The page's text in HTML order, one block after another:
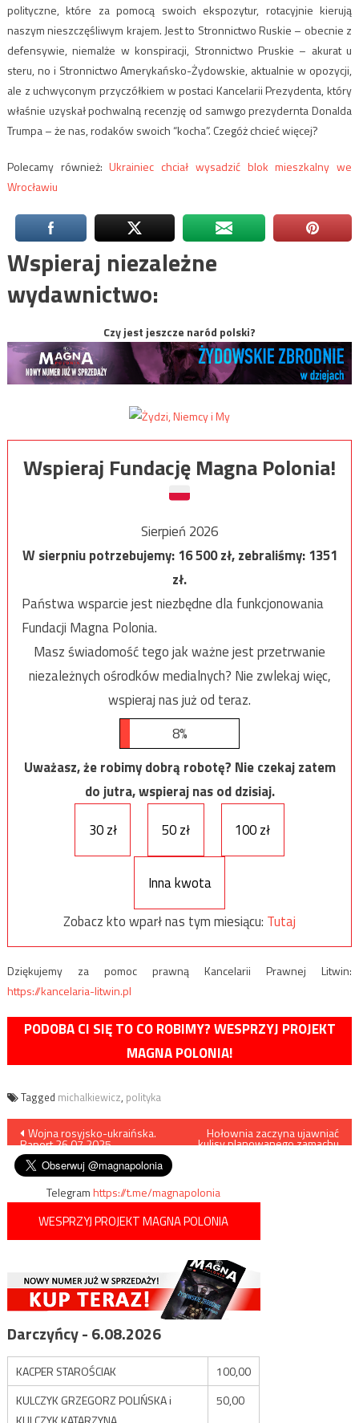
polityczne, które za pomocą swoich ekspozytur, rotacyjnie kierują
naszym nieszczęśliwym krajem. Jest to Stronnictwo Ruskie – obecnie z
defensywie, niemalże w konspiracji, Stronnictwo Pruskie – akurat u
steru, no i Stronnictwo Amerykańsko-Żydowskie, aktualnie w opozycji,
ale z uchwyconym przyczółkiem w postaci Kancelarii Prezydenta, który
właśnie uzyskał pochwalną recenzję od samwgo prezydernta Donalda
Trumpa – że nas, rodaków swoich “kocha”. Czegóż chcieć więcej?
Polecamy również:Ukrainiec chciał wysadzić blok mieszkalny we
Wrocławiu
Wspieraj niezależne
wydawnictwo:
Czy jest jeszcze naród polski?
Wspieraj Fundację Magna Polonia!
Sierpień 2026
W sierpniu potrzebujemy:16 500zł, zebraliśmy:1351
zł.
Państwa wsparcie jest niezbędne dla funkcjonowania
Fundacji Magna Polonia.
Masz świadomość tego jak ważne jest przetrwanie
niezależnych ośrodków medialnych? Nie zwlekaj więc,
wspieraj nas już od teraz.
8%
Uważasz, że robimy dobrą robotę? Nie czekaj zatem
do jutra, wspieraj nas od dzisiaj.
30 zł
50 zł 100 zł
Inna kwota
Zobacz kto wparł nas tym miesiącu: Tutaj
Dziękujemy za pomoc prawną Kancelarii Prawnej Litwin:
https://kancelaria-litwin.pl
PODOBA CI SIĘ TO CO ROBIMY? WESPRZYJ PROJEKT
MAGNA POLONIA!
Tagged michalkiewicz, polityka
Nawigacja
wpisu
Wojna rosyjsko-ukraińska.
Raport 26.07.2025
Hołownia zaczyna ujawniać
kulisy planowanego zamachu
Telegramhttps://t.me/magnapolonia
WESPRZYJ PROJEKT MAGNA POLONIA
Darczyńcy - 6.08.2026
KACPER STAROŚCIAK
100,00
KULCZYK GRZEGORZ POLIŃSKA i
50,00